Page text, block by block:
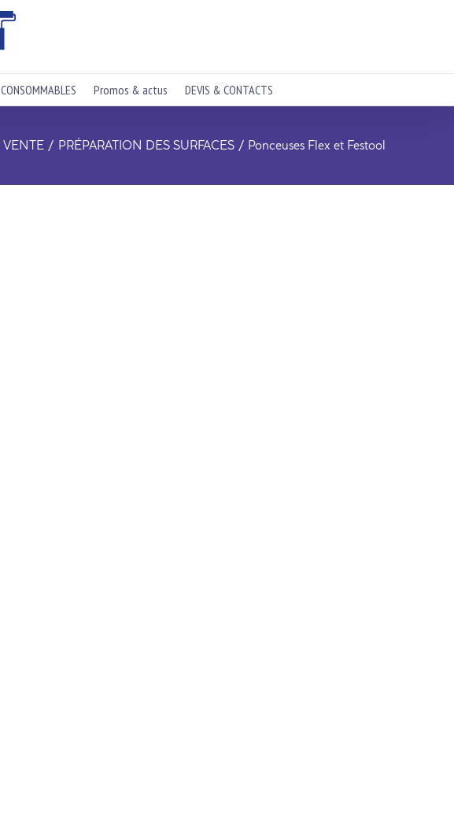
CONSOMMABLES Promos & actus DEVIS & CONTACTS
VENTE PRÉPARATION DES SURFACES Ponceuses Flex et Festool